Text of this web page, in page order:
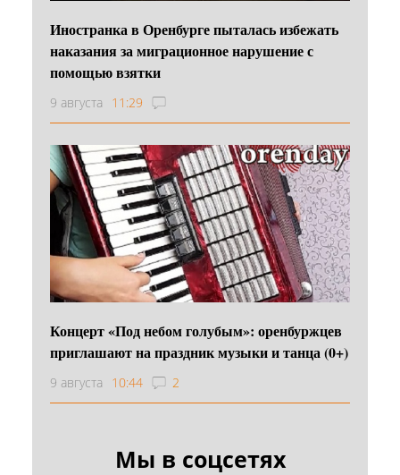
Иностранка в Оренбурге пыталась избежать
наказания за миграционное нарушение с
помощью взятки
9 августа 11:29
Концерт «Под небом голубым»: оренбуржцев
приглашают на праздник музыки и танца (0+)
9 августа 10:44 2
Мы в соцсетях